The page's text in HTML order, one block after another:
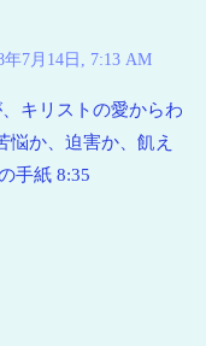
年7月14日, 7:13 AM
キリストの愛からわ
悩か、迫害か、飢え
手紙 8:35